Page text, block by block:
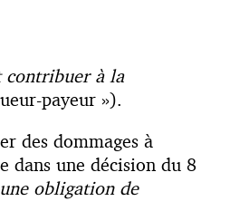
contribuer à la
payeur »).
des dommages à
dans une décision du 8
obligation de